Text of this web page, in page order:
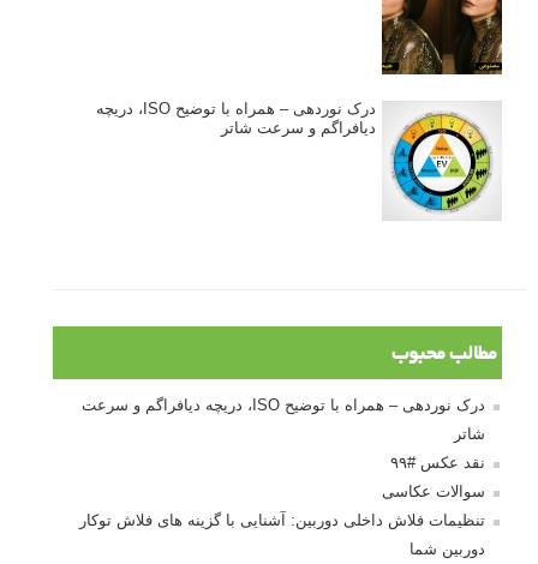
درک نوردهی – همراه با توضیح ISO، دریچه
دیافراگم و سرعت شاتر
مطالب محبوب
درک نوردهی – همراه با توضیح ISO، دریچه دیافراگم و سرعت
شاتر
نقد عکس #۹۹
سوالات عکاسی
تنظیمات فلاش داخلی دوربین: آشنایی با گزینه های فلاش توکار
دوربین شما